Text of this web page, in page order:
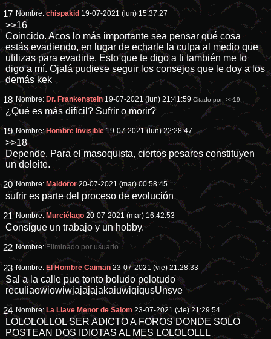
17 Nombre:chispakid 19-07-2021 (lun) 15:37:27
>>16
Coincido. Acos lo más importante sea pensar qué cosa
estás evadiendo, en lugar de echarle la culpa al medio que
utilizas para evadirte. Esto que te digo a ti también me lo
digo a mí. Ojalá pudiese seguir los consejos que le doy a los
demás kek
18 Nombre: Dr. Frankenstein 19-07-2021 (lun) 21:41:59 Citado por:>>19
¿Qué es más difícil? Sufrir o morir?
19 Nombre:Hombre Invisible 19-07-2021 (lun) 22:28:47
>>18
Depende. Para el masoquista, ciertos pesares constituyen
un deleite.
20 Nombre: Maldoror 20-07-2021 (mar) 00:58:45
sufrir es parte del proceso de evolución
21 Nombre: Murciélago 20-07-2021 (mar) 16:42:53
Consigue un trabajo y un hobby.
22 Nombre: Eliminado por usuario
23 Nombre: El Hombre Caiman 23-07-2021 (vie) 21:28:33
Sal a la calle pue tonto boludo pelotudo
reculiaowiowiwjajajajakaiuwiqiqusUnsve
24 Nombre: La Llave Menor de Salom 23-07-2021 (vie) 21:29:54
LOLOLOLLOL SER ADICTO A FOROS DONDE SOLO
POSTEAN DOS IDIOTAS AL MES LOLOLOLLL